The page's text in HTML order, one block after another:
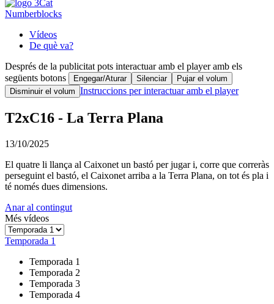
Numberblocks
Vídeos
De què va?
Després de la publicitat pots interactuar amb el player amb els
següents botons
Engegar/Aturar Silenciar
Pujar el volum
Disminuir el volum Instruccions per interactuar amb el player
T2xC16 - La Terra Plana
13/10/2025
El quatre li llança al Caixonet un bastó per jugar i, corre que correràs
perseguint el bastó, el Caixonet arriba a la Terra Plana, on tot és pla i
té només dues dimensions.
Anar al contingut
Més vídeos
Temporada 1
Temporada 1
Temporada 2
Temporada 3
Temporada 4